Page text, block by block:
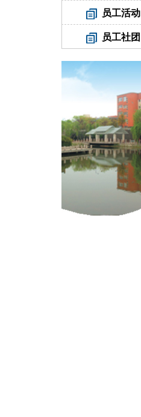
员工活动
员工社团